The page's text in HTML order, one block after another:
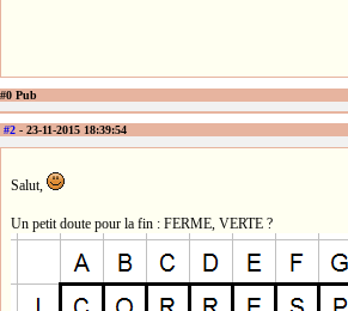
#0 Pub
#2 - 23-11-2015 18:39:54
Salut,
Un petit doute pour la fin : FERME, VERTE ?